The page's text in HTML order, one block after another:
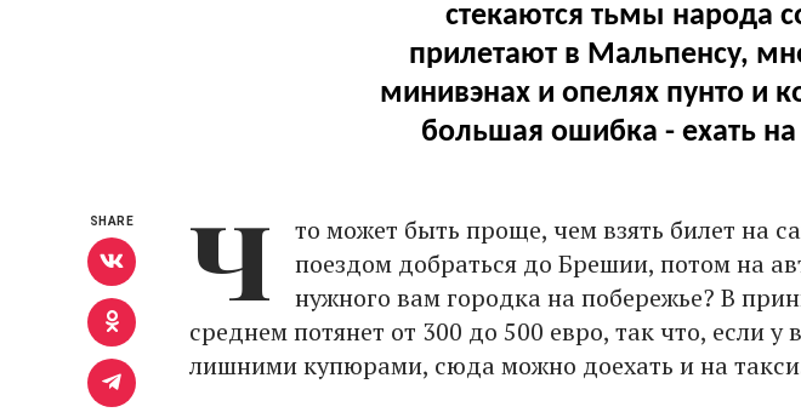
стекаются тьмы народа
прилетают в Мальпенсу,
минивэнах и опелях пунто и
большая ошибка - ехать
Ч
то может быть проще, чем взять билет на
поездом добраться до Брешии, потом на
нужного вам городка на побережье? В
среднем потянет от 300 до 500 евро, так что, если
лишними купюрами, сюда можно доехать и на
SHARE